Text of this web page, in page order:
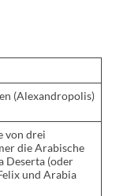
(Alexandropolis)
von drei
die Arabische
Deserta (oder
und Arabia